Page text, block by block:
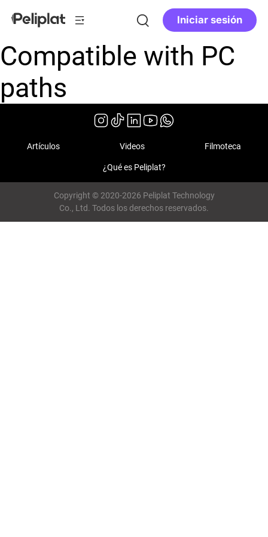
Iniciar sesión
Compatible with PC
paths
Artículos Videos Filmoteca
¿Qué es Peliplat?
Copyright © 2020-2026 Peliplat Technology
Co., Ltd. Todos los derechos reservados.